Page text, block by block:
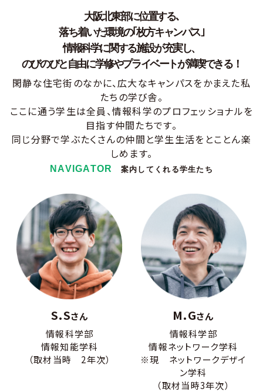
大阪北東部に位置する､
落ち着いた環境の｢枚方キャンパス｣
情報科学に関する施設が充実し、
のびのびと自由に学修やプライベートが満喫できる！
閑静な住宅街のなかに、広大なキャンパスをかまえた私
たちの学び舎。
ここに通う学生は全員、情報科学のプロフェッショナルを
目指す仲間たちです。
同じ分野で学ぶたくさんの仲間と学生生活をとことん楽
しめます。
NAVIGATOR 案内してくれる学生たち
S.Sさん
情報科学部
情報知能学科
（取材当時 2年次）
M.Gさん
情報科学部
情報ネットワーク学科
※現 ネットワークデザイ
ン学科
（取材当時3年次）